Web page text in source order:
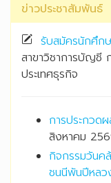
ข่าวประชาสัมพันธ์
รับสมัครนักศึก
สาขาวิชาการบัญชี
ประเทศธุรกิจ
การประกวด
สิงหาคม
กิจกรรมวันค
ชนนีพันปีหลว